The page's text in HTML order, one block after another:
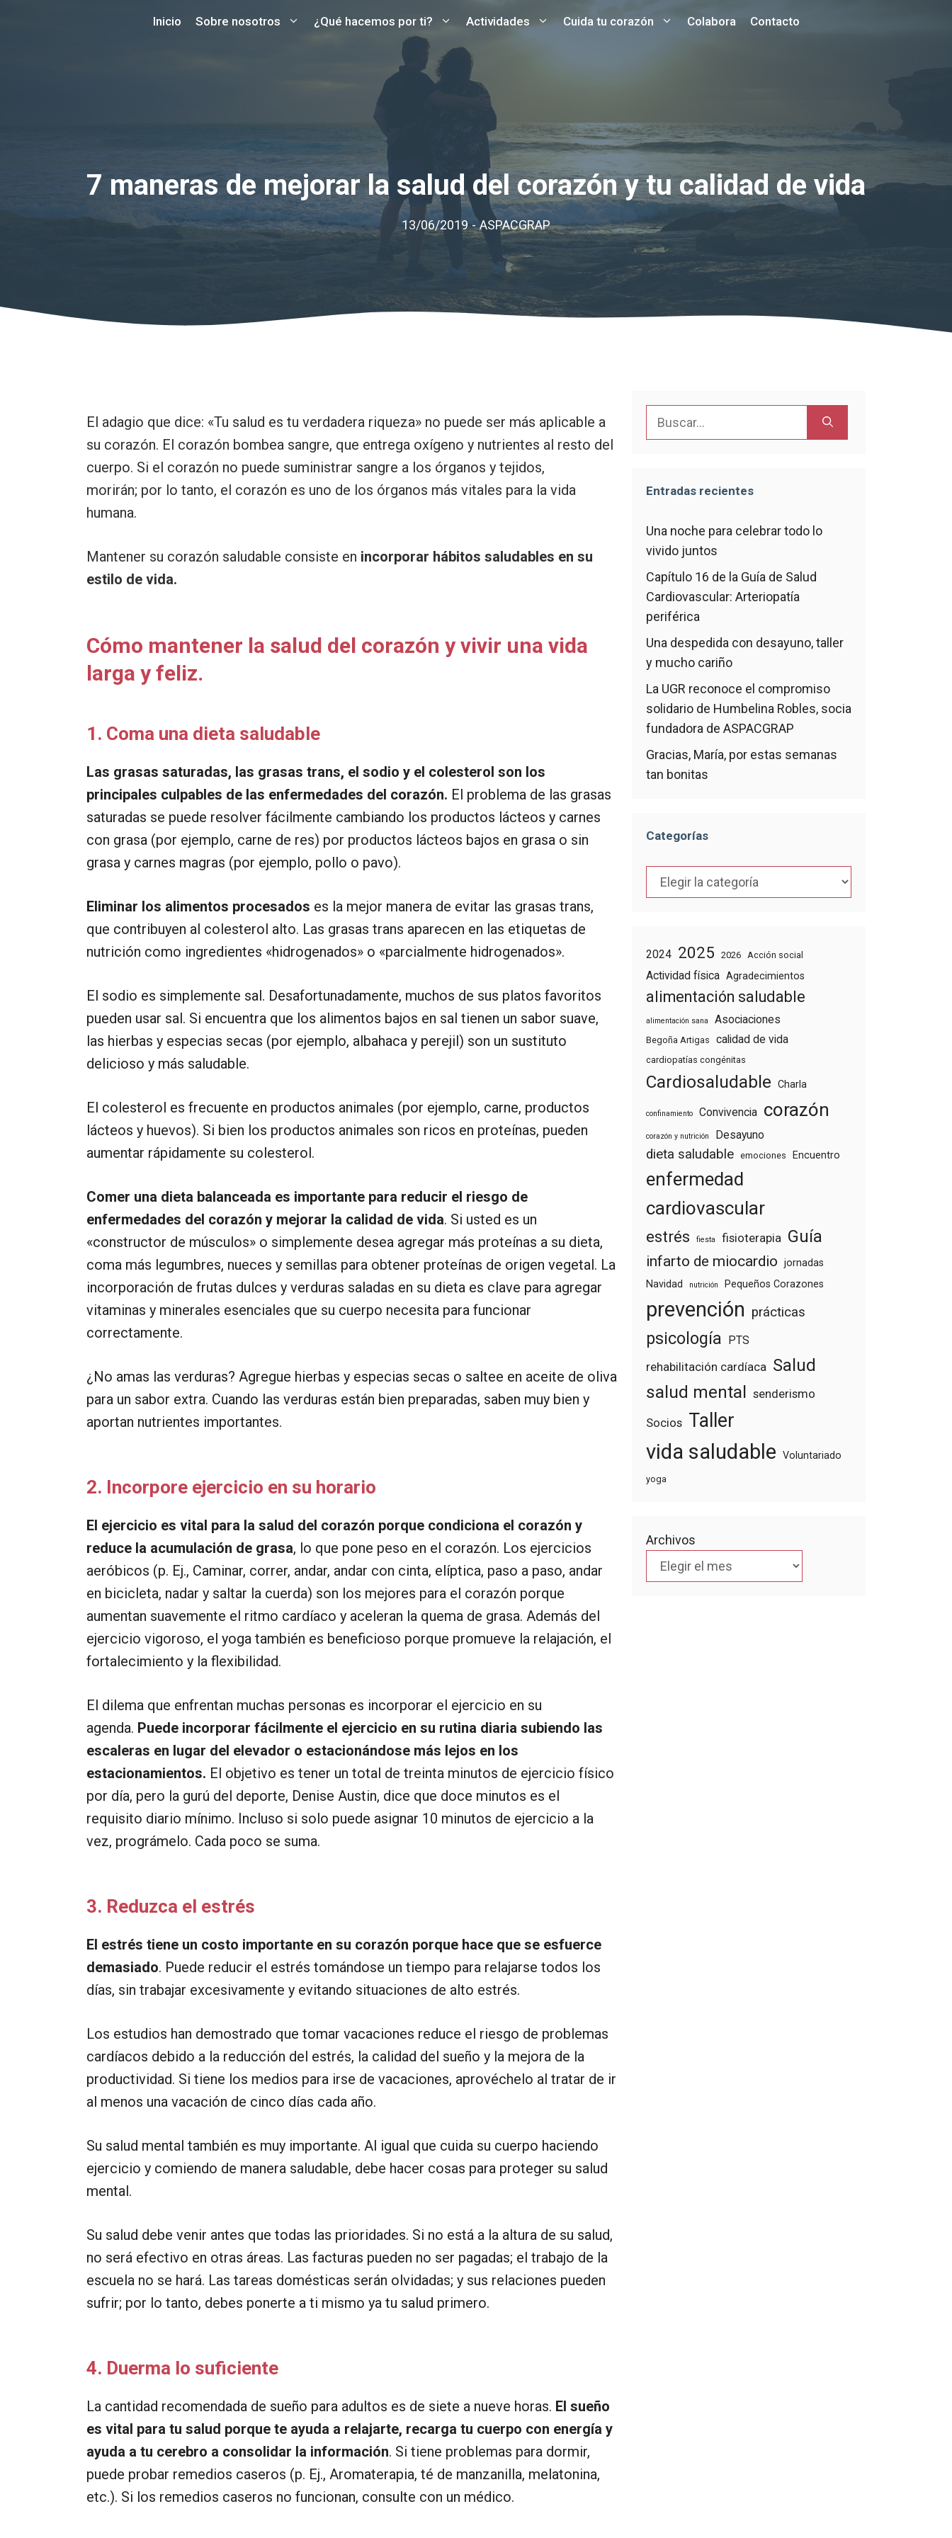
Inicio Sobre nosotros ¿Qué hacemos por ti? Actividades Cuida tu corazón Colabora Contacto
7 maneras de mejorar la salud del corazón y tu calidad de vida
13/06/2019 - ASPACGRAP
El adagio que dice: «Tu salud es tu verdadera riqueza» no puede ser más aplicable a
su corazón. El corazón bombea sangre, que entrega oxígeno y nutrientes al resto del
cuerpo. Si el corazón no puede suministrar sangre a los órganos y tejidos,
morirán; por lo tanto, el corazón es uno de los órganos más vitales para la vida
humana.
Mantener su corazón saludable consiste en incorporar hábitos saludables en su
estilo de vida.
Cómo mantener la salud del corazón y vivir una vida
larga y feliz.
1. Coma una dieta saludable
Las grasas saturadas, las grasas trans, el sodio y el colesterol son los
principales culpables de las enfermedades del corazón. El problema de las grasas
saturadas se puede resolver fácilmente cambiando los productos lácteos y carnes
con grasa (por ejemplo, carne de res) por productos lácteos bajos en grasa o sin
grasa y carnes magras (por ejemplo, pollo o pavo).
Eliminar los alimentos procesados ​​es la mejor manera de evitar las grasas trans,
que contribuyen al colesterol alto. Las grasas trans aparecen en las etiquetas de
nutrición como ingredientes «hidrogenados» o «parcialmente hidrogenados».
El sodio es simplemente sal. Desafortunadamente, muchos de sus platos favoritos
pueden usar sal. Si encuentra que los alimentos bajos en sal tienen un sabor suave,
las hierbas y especias secas (por ejemplo, albahaca y perejil) son un sustituto
delicioso y más saludable.
El colesterol es frecuente en productos animales (por ejemplo, carne, productos
lácteos y huevos). Si bien los productos animales son ricos en proteínas, pueden
aumentar rápidamente su colesterol.
Comer una dieta balanceada es importante para reducir el riesgo de
enfermedades del corazón y mejorar la calidad de vida. Si usted es un
«constructor de músculos» o simplemente desea agregar más proteínas a su dieta,
coma más legumbres, nueces y semillas para obtener proteínas de origen vegetal. La
incorporación de frutas dulces y verduras saladas en su dieta es clave para agregar
vitaminas y minerales esenciales que su cuerpo necesita para funcionar
correctamente.
¿No amas las verduras? Agregue hierbas y especias secas o saltee en aceite de oliva
para un sabor extra. Cuando las verduras están bien preparadas, saben muy bien y
aportan nutrientes importantes.
2. Incorpore ejercicio en su horario
El ejercicio es vital para la salud del corazón porque condiciona el corazón y
reduce la acumulación de grasa, lo que pone peso en el corazón. Los ejercicios
aeróbicos (p. Ej., Caminar, correr, andar, andar con cinta, elíptica, paso a paso, andar
en bicicleta, nadar y saltar la cuerda) son los mejores para el corazón porque
aumentan suavemente el ritmo cardíaco y aceleran la quema de grasa. Además del
ejercicio vigoroso, el yoga también es beneficioso porque promueve la relajación, el
fortalecimiento y la flexibilidad.
El dilema que enfrentan muchas personas es incorporar el ejercicio en su
agenda. Puede incorporar fácilmente el ejercicio en su rutina diaria subiendo las
escaleras en lugar del elevador o estacionándose más lejos en los
estacionamientos. El objetivo es tener un total de treinta minutos de ejercicio físico
por día, pero la gurú del deporte, Denise Austin, dice que doce minutos es el
requisito diario mínimo. Incluso si solo puede asignar 10 minutos de ejercicio a la
vez, prográmelo. Cada poco se suma.
3. Reduzca el estrés
El estrés tiene un costo importante en su corazón porque hace que se esfuerce
demasiado. Puede reducir el estrés tomándose un tiempo para relajarse todos los
días, sin trabajar excesivamente y evitando situaciones de alto estrés.
Los estudios han demostrado que tomar vacaciones reduce el riesgo de problemas
cardíacos debido a la reducción del estrés, la calidad del sueño y la mejora de la
productividad. Si tiene los medios para irse de vacaciones, aprovéchelo al tratar de ir
al menos una vacación de cinco días cada año.
Su salud mental también es muy importante. Al igual que cuida su cuerpo haciendo
ejercicio y comiendo de manera saludable, debe hacer cosas para proteger su salud
mental.
Su salud debe venir antes que todas las prioridades. Si no está a la altura de su salud,
no será efectivo en otras áreas. Las facturas pueden no ser pagadas; el trabajo de la
escuela no se hará. Las tareas domésticas serán olvidadas; y sus relaciones pueden
sufrir; por lo tanto, debes ponerte a ti mismo ya tu salud primero.
4. Duerma lo suficiente
La cantidad recomendada de sueño para adultos es de siete a nueve horas. El sueño
es vital para tu salud porque te ayuda a relajarte, recarga tu cuerpo con energía y
ayuda a tu cerebro a consolidar la información. Si tiene problemas para dormir,
puede probar remedios caseros (p. Ej., Aromaterapia, té de manzanilla, melatonina,
etc.). Si los remedios caseros no funcionan, consulte con un médico.
Entradas recientes
Una noche para celebrar todo lo
vivido juntos
Capítulo 16 de la Guía de Salud
Cardiovascular: Arteriopatía
periférica
Una despedida con desayuno, taller
y mucho cariño
La UGR reconoce el compromiso
solidario de Humbelina Robles, socia
fundadora de ASPACGRAP
Gracias, María, por estas semanas
tan bonitas
Categorías
Categorías
2024 2025 2026 Acción social
Actividad física Agradecimientos
alimentación saludable
alimentación sana Asociaciones
Begoña Artigas calidad de vida
cardiopatías congénitas
Cardiosaludable Charla
confinamiento Convivencia corazón
corazón y nutrición Desayuno
dieta saludable emociones Encuentro
enfermedad
cardiovascular
estrés fiesta fisioterapia Guía
infarto de miocardio
jornadas
Navidad
nutrición Pequeños Corazones
prevención prácticas
psicología PTS
rehabilitación cardíaca Salud
salud mental senderismo
Socios Taller
vida saludable Voluntariado
yoga
Archivos